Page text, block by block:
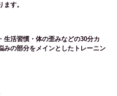
す。
生活習慣・体の歪みなどの30分カ
みの部分をメインとしたトレーニン